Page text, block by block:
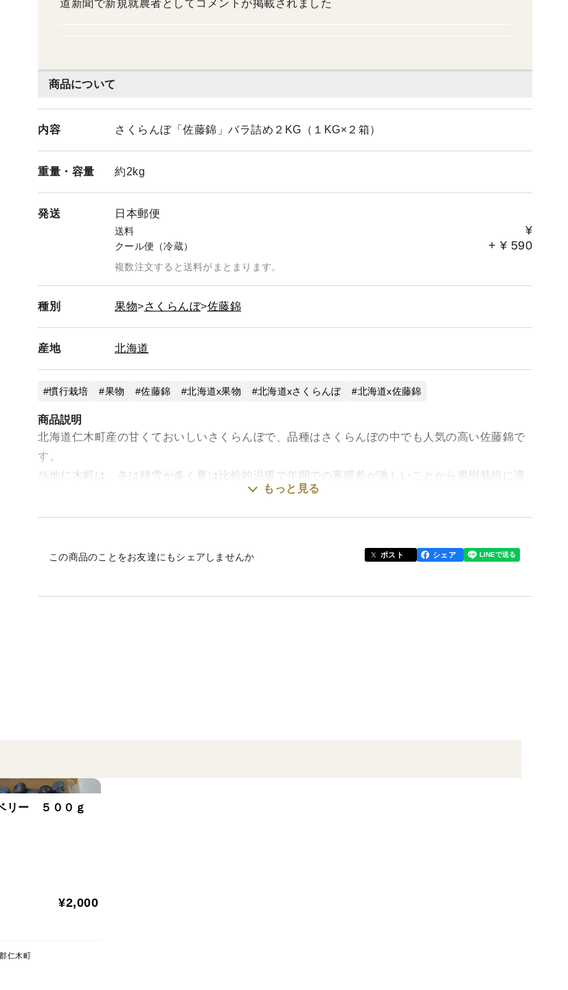
商品について
内容 さくらんぼ「佐藤錦」バラ詰め２KG（１KG×２箱）
重量・ 容量 約2kg
発送 日本郵便
送料 ¥
クール便（冷蔵） + ¥ 590
複数注文すると送料がまとまります。
種別 果物 さくらんぼ 佐藤錦
産地 北海道
慣行栽培 果物 佐藤錦 北海道x果物 北海道xさくらんぼ 北海道x佐藤錦
商品説明
北海道仁木町産の甘くておいしいさくらんぼで、品種はさくらんぼの中でも人気の高い佐藤錦で
す。
当地仁木町は、冬は積雪が多く夏は比較的温暖で年間での寒暖差が激しいことから果樹栽培に適
しており、果樹栽培が盛んに行われております。当園のさくらんぼは主に露地栽培で自然環境の
送りします。１KG用段ボールが２箱になります。
もっと見る
この商品のことをお友達にもシェアしませんか ポスト シェア
道新聞で新規就農者としてコメントが掲載されました
リー ５００ｇ
¥2,000
仁木町